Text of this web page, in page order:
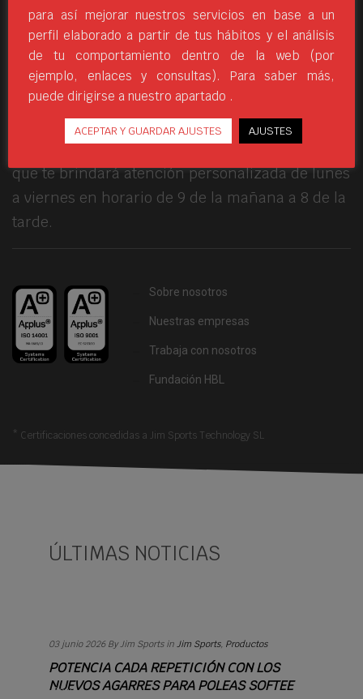
preparado y concienciado en llevar al deporte a
todos los rincones del mundo; pues nadie mejor
que ell@s conoce las más de 17.000 referencias
incluidas en el Catálogo General.
Desde la resolución de cualquier consulta al
servicio post-venta pasa por manos del equipo,
que te brindará atención personalizada de lunes
a viernes en horario de 9 de la mañana a 8 de la
tarde.
Sobre nosotros
Nuestras empresas
Trabaja con nosotros
Fundación HBL
* Certificaciones concedidas a Jim Sports Technology SL
ÚLTIMAS NOTICIAS
03 junio 2026 By Jim Sports inJim Sports, Productos
POTENCIA CADA REPETICIÓN CON LOS
NUEVOS AGARRES PARA POLEAS SOFTEE
Read
para así mejorar nuestros servicios en base a un
perfil elaborado a partir de tus hábitos y el análisis
de tu comportamiento dentro de la web (por
ejemplo, enlaces y consultas). Para saber más,
puede dirigirse a nuestro apartado .
ACEPTAR Y GUARDAR AJUSTES AJUSTES